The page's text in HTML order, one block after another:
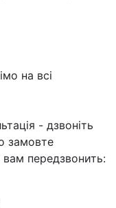
на всі
- дзвоніть
замовте
вам передзвонить: